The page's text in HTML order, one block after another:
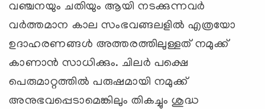
വഞ്ചനയും ചതിയും ആയി നടക്കുന്നവർ
വർത്തമാന കാല സംഭവങ്ങലളിൽ എത്രയോ
ഉദാഹരണങ്ങൾ അത്തരത്തിലുള്ളത് നമുക്ക്
കാണാൻ സാധിക്കും. ചിലർ പക്ഷെ
പെരുമാറ്റത്തിൽ പരുഷമായി നമുക്ക്
അനുഭവപ്പെടാമെങ്കിലും തികച്ചും ശുദ്ധ